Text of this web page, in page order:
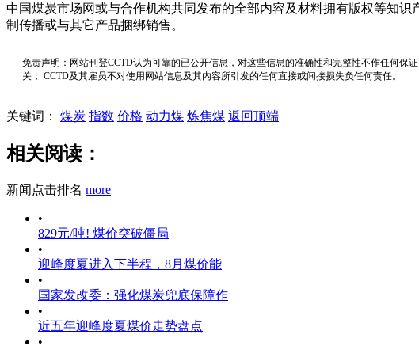
中国煤炭市场网或与合作机构共同发布的全部内容及材料拥有版权等知
制传播或与其它产品捆绑销售。
免责声明：网站刊登CCTD认为可靠的已公开信息，对这些信息的准确性和完整性不作任何
关， CCTD及其雇员不对使用网站信息及其内容所引发的任何直接或间接损失负任何责任。
关键词： 煤炭 指数 价格 动力煤 炼焦煤 返回顶端
相关阅读：
新闻点击排名 more
•
829元/吨! 煤价突破僵局
•
迎峰度夏进入下半程，8月煤价能
•
国家发改委：强化煤炭兜底保障作
•
近五年迎峰度夏煤价走势盘点
•